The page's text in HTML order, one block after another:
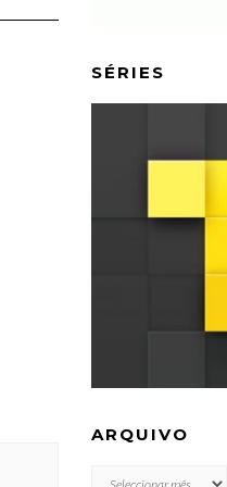
SÉRIES
ARQUIVO
ARQUIVO